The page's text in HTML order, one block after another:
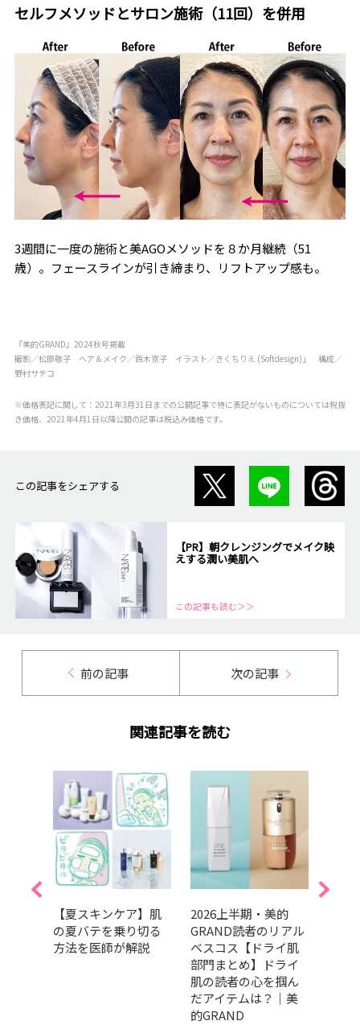
セルフメソッドとサロン施術（11回）を併用
3週間に一度の施術と美AGOメソッドを８か月継続（51
歳）。フェースラインが引き締まり、リフトアップ感も。
『美的GRAND』2024秋号掲載
撮影／松原敬子 ヘア＆メイク／鈴木京子 イラスト／きくちりえ (Softdesign)」 構成／
野村サチコ
※価格表記に関して：2021年3月31日までの公開記事で特に表記がないものについては税抜
き価格、2021年4月1日以降公開の記事は税込み価格です。
この記事をシェアする
【PR】朝クレンジングでメイク映
えする潤い美肌へ
この記事も読む＞＞
前の記事 次の記事
関連記事を読む
【夏スキンケア】肌
の夏バテを乗り切る
方法を医師が解説
2026上半期・美的
GRAND読者のリアル
ベスコス【ドライ肌
部門まとめ】ドライ
肌の読者の心を掴ん
だアイテムは？｜美
的GRAND